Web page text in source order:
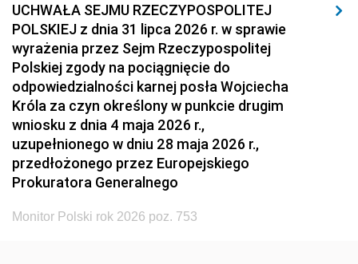
1939 1938 1937
1936 1930
UCHWAŁA SEJMU RZECZYPOSPOLITEJ
POLSKIEJ z dnia 31 lipca 2026 r. w sprawie
wyrażenia przez Sejm Rzeczypospolitej
Polskiej zgody na pociągnięcie do
odpowiedzialności karnej posła Wojciecha
Króla za czyn określony w punkcie drugim
wniosku z dnia 4 maja 2026 r.,
uzupełnionego w dniu 28 maja 2026 r.,
przedłożonego przez Europejskiego
Prokuratora Generalnego
Monitor Polski rok 2026 poz. 753